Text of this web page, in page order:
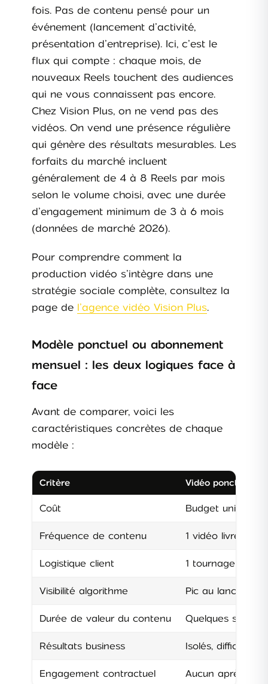
fois. Pas de contenu pensé pour un
événement (lancement d’activité,
présentation d’entreprise). Ici, c’est le
flux qui compte : chaque mois, de
nouveaux Reels touchent des audiences
qui ne vous connaissent pas encore.
Chez Vision Plus, on ne vend pas des
vidéos. On vend une présence régulière
qui génère des résultats mesurables. Les
forfaits du marché incluent
généralement de 4 à 8 Reels par mois
selon le volume choisi, avec une durée
d’engagement minimum de 3 à 6 mois
(données de marché 2026).
Pour comprendre comment la
production vidéo s’intègre dans une
stratégie sociale complète, consultez la
page de l’agence vidéo Vision Plus.
Modèle ponctuel ou abonnement
mensuel : les deux logiques face à
face
Avant de comparer, voici les
caractéristiques concrètes de chaque
modèle :
Critère Vidéo ponctuelle
Coût Budget unique
Fréquence de contenu 1 vidéo livrée
Logistique client 1 tournage à
Visibilité algorithme Pic au
Durée de valeur du contenu Quelques
Résultats business Isolés, difficiles à
Engagement contractuel Aucun après